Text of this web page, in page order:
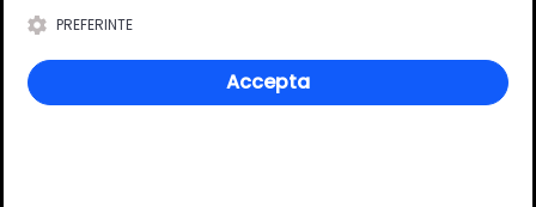
0 (0 review-uri)
PREFERINTE
Accepta